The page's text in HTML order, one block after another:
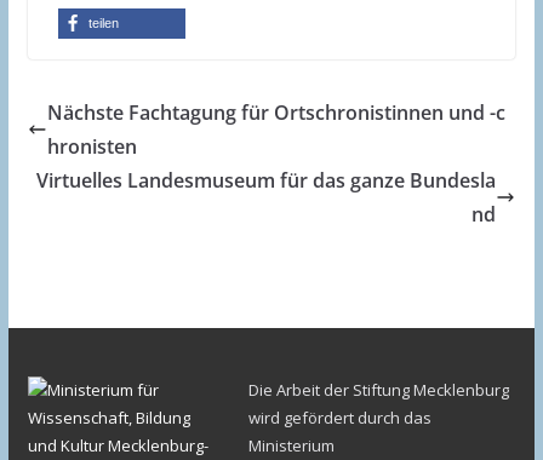
teilen
Nächste Fachtagung für Ortschronistinnen und -c
hronisten
Virtuelles Landesmuseum für das ganze Bundesla
nd
Die Arbeit der Stiftung Mecklenburg
wird gefördert durch das
Ministerium